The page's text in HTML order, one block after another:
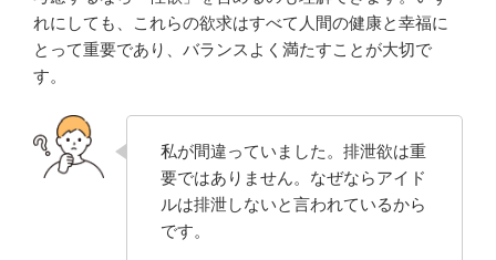
れにしても、これらの欲求はすべて人間の健康と幸福に
とって重要であり、バランスよく満たすことが大切で
す。
私が間違っていました。排泄欲は重
要ではありません。なぜならアイド
ルは排泄しないと言われているから
です。